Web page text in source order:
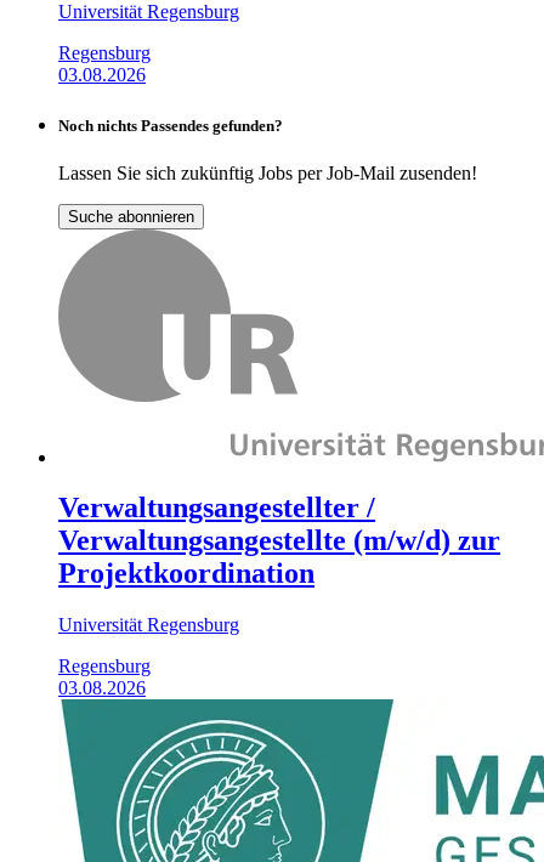
Universität Regensburg
Regensburg
03.08.2026
Noch nichts Passendes gefunden?
Lassen Sie sich zukünftig Jobs per Job-Mail zusenden!
Suche abonnieren
Verwaltungsangestellter /
Verwaltungsangestellte (m/w/d) zur
Projektkoordination
Universität Regensburg
Regensburg
03.08.2026